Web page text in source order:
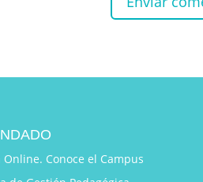
Online. Conoce el Campus